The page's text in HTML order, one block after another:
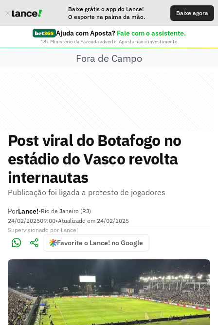
Baixe grátis o app do Lance!
O esporte na palma da mão.
Baixe agora
Ajuda com Aposta? Fale com o assistente.
18+ Ministério da Fazenda adverte: Aposta não é investimento
Fora de Campo
Post viral do Botafogo no
estádio do Vasco revolta
internautas
Publicação foi ligada a protesto de jogadores
PorLance!•Rio de Janeiro (RJ)
24/02/202509:00•Atualizado em 24/02/2025
Supervisionado por Lance!
Favorite o Lance! no Google